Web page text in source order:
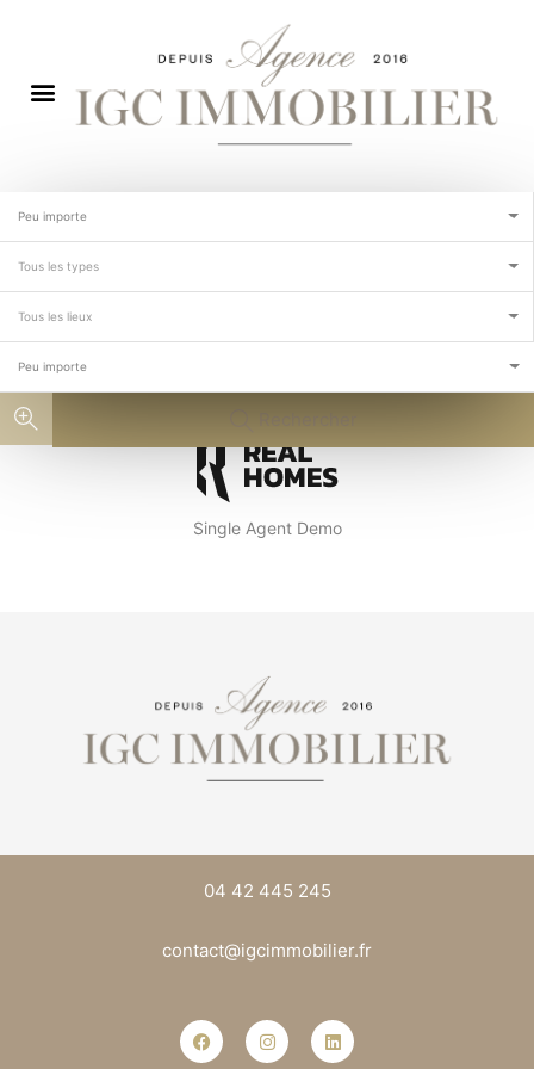
Peu importe
Tous les types
Tous les lieux
Peu importe
AA Builders
Par
admin4672
Publié en Sur27/06/2019
Single Agent Demo
04 42 445 245
contact@igcimmobilier.fr